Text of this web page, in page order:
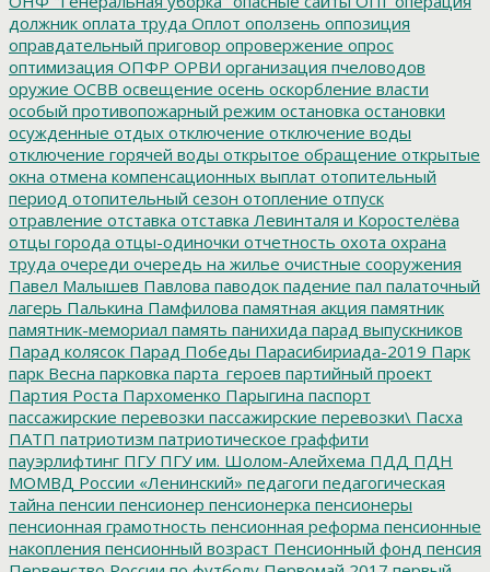
должник оплата труда Оплот оползень оппозиция
оправдательный приговор опровержение опрос
оптимизация ОПФР ОРВИ организация пчеловодов
оружие ОСВВ освещение осень оскорбление власти
особый противопожарный режим остановка остановки
осужденные отдых отключение отключение воды
отключение горячей воды открытое обращение открытые
окна отмена компенсационных выплат отопительный
период отопительный сезон отопление отпуск
отравление отставка отставка Левинталя и Коростелёва
отцы города отцы-одиночки отчетность охота охрана
труда очереди очередь на жилье очистные сооружения
Павел Малышев Павлова паводок падение пал палаточный
лагерь Палькина Памфилова памятная акция памятник
памятник-мемориал память панихида парад выпускников
Парад колясок Парад Победы Парасибириада-2019 Парк
парк Весна парковка парта_героев партийный проект
Партия Роста Пархоменко Парыгина паспорт
пассажирские перевозки пассажирские перевозки\ Пасха
ПАТП патриотизм патриотическое граффити
пауэрлифтинг ПГУПГУ им. Шолом-Алейхема ПДД ПДН
МОМВД России «Ленинский» педагоги педагогическая
тайна пенсии пенсионер пенсионерка пенсионеры
пенсионная грамотность пенсионная реформа пенсионные
накопления пенсионный возраст Пенсионный фонд пенсия